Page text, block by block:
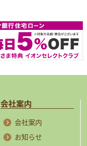
会社案内
会社案内
お知らせ